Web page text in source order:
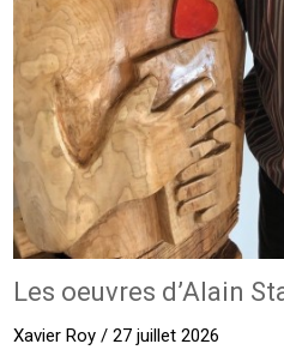
Les oeuvres d’Alain
Xavier Roy / 27 juillet 2026